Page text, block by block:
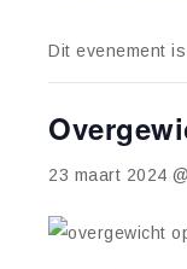
Dit evenement
23 maart 2024